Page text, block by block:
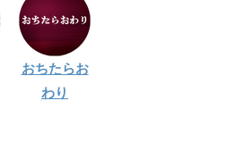
おちたらお
わり